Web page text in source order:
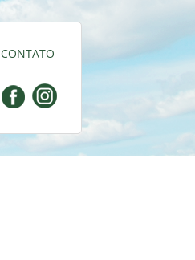
CONTATO